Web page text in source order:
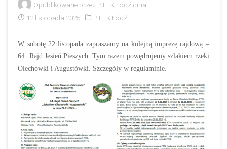
Opublikowane przez PTTK Łódź dnia
12 listopada 2025
PTTK Łódź
W sobotę 22 listopada zapraszamy na kolejną imprezę rajdową –
64. Rajd Jesień Pieszych. Tym razem powędrujemy szlakiem rzeki
Olechówki i Augustówki. Szczegóły w regulaminie.